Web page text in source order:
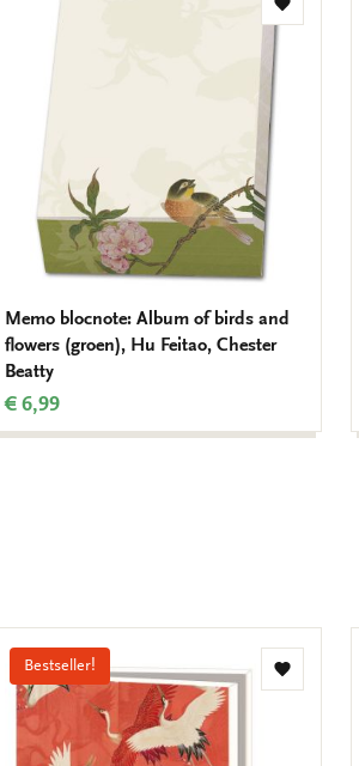
Toevoegen
Memo blocnote: Album of birds and
flowers (groen), Hu Feitao, Chester
Beatty
€ 6,99
Bestseller!
Toevoegen